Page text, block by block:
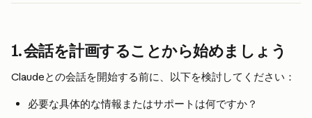
1. 会話を計画することから始めましょう
Claudeとの会話を開始する前に、以下を検討してください：
必要な具体的な情報またはサポートは何ですか？